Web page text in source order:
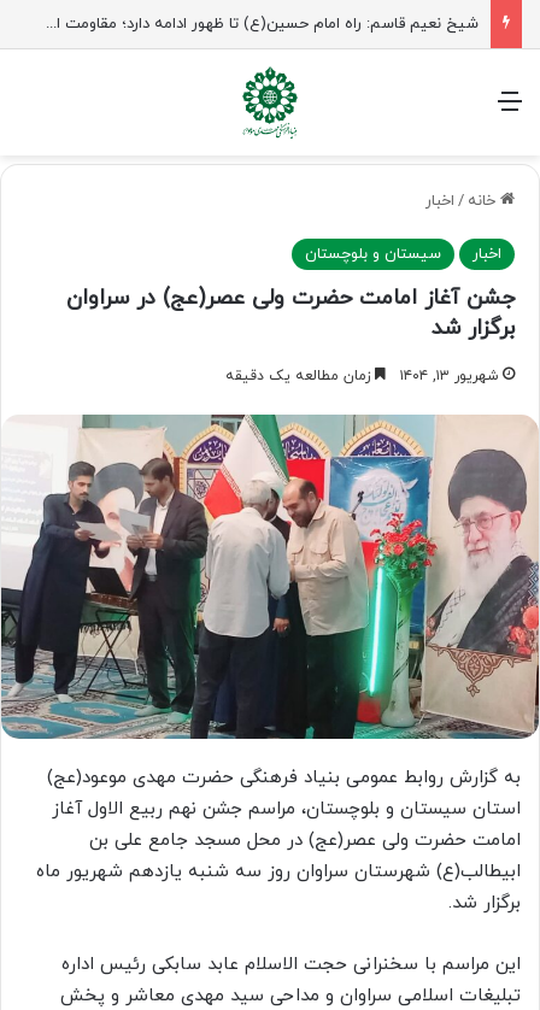
راهپیمایی اربعین، رزمایش منتظران ظهور
منو
خانه / اخبار
اخبار سیستان و بلوچستان
جشن آغاز امامت حضرت ولی عصر(عج) در سراوان
برگزار شد
شهریور ۱۳, ۱۴۰۴ زمان مطالعه یک دقیقه
به گزارش روابط عمومی بنیاد فرهنگی حضرت مهدی موعود(عج)
استان سیستان و بلوچستان، مراسم جشن نهم ربیع الاول آغاز
امامت حضرت ولی عصر(عج) در محل مسجد جامع علی بن
ابیطالب(ع) شهرستان سراوان روز سه شنبه یازدهم شهریور ماه
برگزار شد.
این مراسم با سخنرانی حجت الاسلام عابد سابکی رئیس اداره
تبلیغات اسلامی سراوان و مداحی سید مهدی معاشر و پخش